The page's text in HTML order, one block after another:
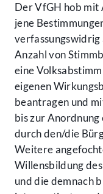
Der VfGH hob mit
jene
verfassungswidrig
Anzahl von
eine
eigenen
beantragen und
bis zur
durch den/die
Weitere
Willensbildung
und die demnach